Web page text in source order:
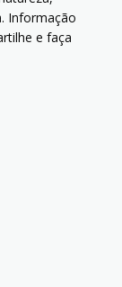
Informação
e faça